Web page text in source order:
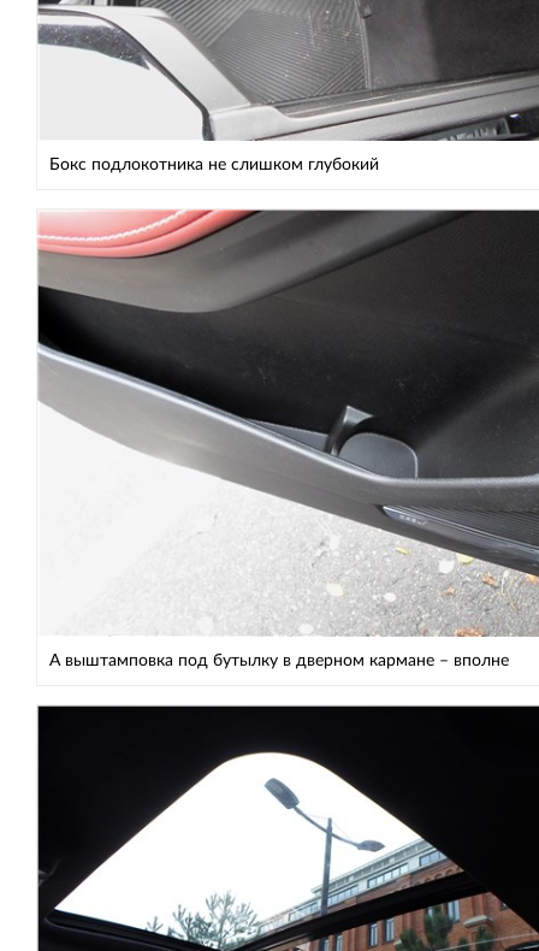
Бокс подлокотника не слишком глубокий
А выштамповка под бутылку в дверном кармане – вполне